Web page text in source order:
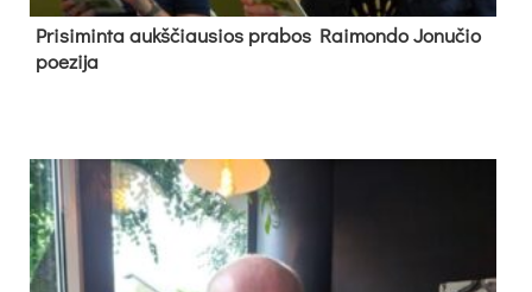
Pri­si­min­ta aukš­čiau­sios pra­bos Rai­mon­do Jo­nu­čio
poe­zi­ja